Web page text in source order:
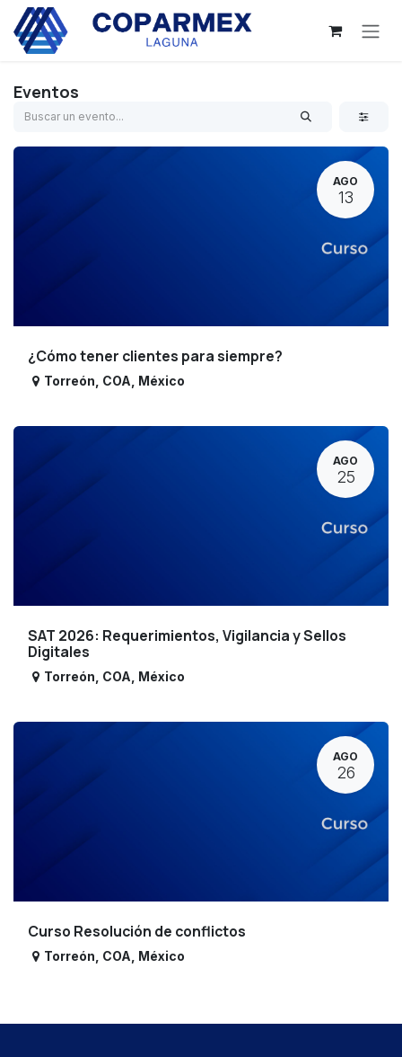
Ir al contenido
Eventos
AGO
13
¿Cómo tener clientes para siempre?
Torreón COA México
AGO
25
SAT 2026: Requerimientos, Vigilancia y Sellos
Digitales
Torreón COA México
AGO
26
Curso Resolución de conflictos
Torreón COA México